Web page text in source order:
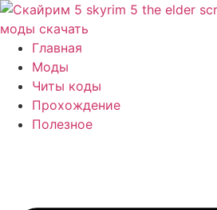
Перейти
к
содержимому
Главная
Моды
Читы коды
Прохождение
Полезное